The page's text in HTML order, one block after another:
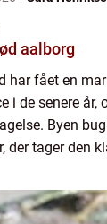
aalborg
har fået en
i de senere år,
Byen
der tager den
Når man
det derfo...